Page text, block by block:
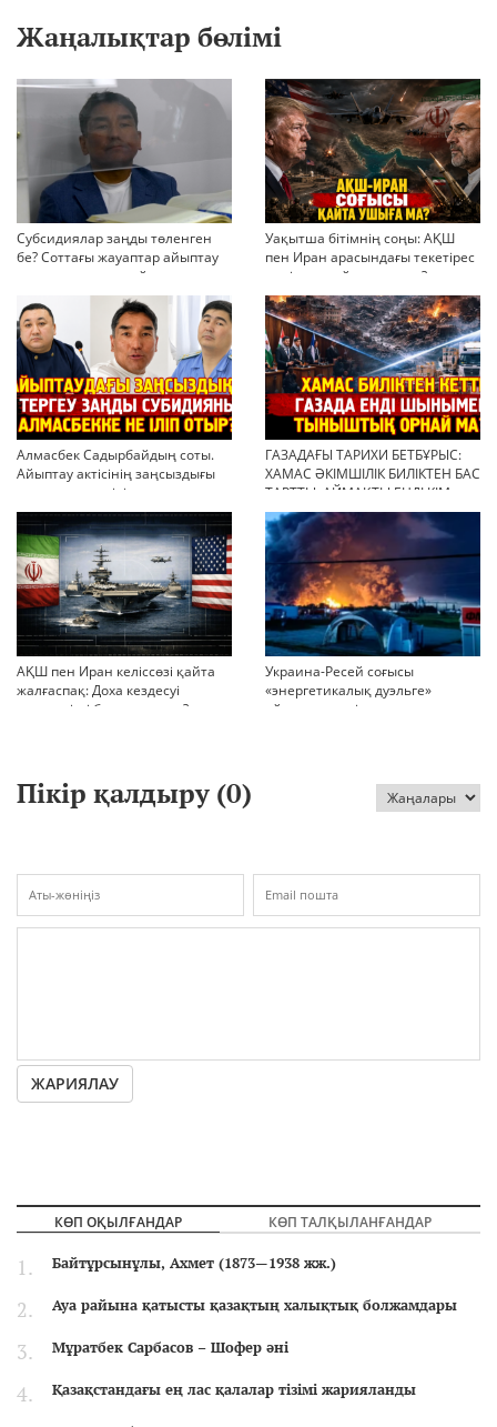
Жаңалықтар бөлімі
Субсидиялар заңды төленген
бе? Соттағы жауаптар айыптау
тұжырымдарын қайта қарауға
негіз бола ала ма?
Уақытша бітімнің соңы: АҚШ
пен Иран арасындағы текетірес
неліктен қайта ушықты?
Алмасбек Садырбайдың соты.
Айыптау актісінің заңсыздығы
мен қолдан өсірілген
миллиондар
ГАЗАДАҒЫ ТАРИХИ БЕТБҰРЫС:
ХАМАС ӘКІМШІЛІК БИЛІКТЕН БАС
ТАРТТЫ. АЙМАҚТЫ ЕНДІ КІМ
БАСҚАРАДЫ?
АҚШ пен Иран келіссөзі қайта
жалғаспақ: Доха кездесуі
шиеленісті бәсеңдете ме?
Украина-Ресей соғысы
«энергетикалық дуэльге»
айналып кетті
Пікір қалдыру (0)
ЖАРИЯЛАУ
КӨП ОҚЫЛҒАНДАР КӨП ТАЛҚЫЛАНҒАНДАР
Байтұрсынұлы, Ахмет (1873—1938 жж.)
Ауа райына қатысты қазақтың халықтық болжамдары
Мұратбек Сарбасов – Шофер әні
Қазақстандағы ең лас қалалар тізімі жарияланды